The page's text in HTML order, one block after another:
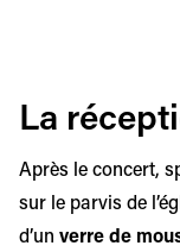
La
Après le concert,
sur le parvis de
d’un verre de